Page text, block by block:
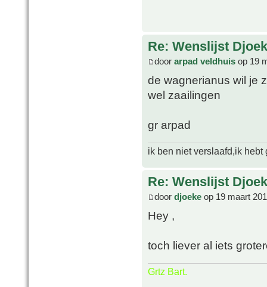
Re: Wenslijst
door arpad veldhuis op 19
de wagnerianus wil je
wel zaailingen
gr arpad
ik ben niet verslaafd,ik
Re: Wenslijst
door djoeke op 19 maart
Hey ,
toch liever al iets
Grtz Bart.